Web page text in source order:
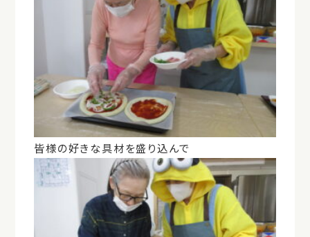
皆様の好きな具材を盛り込んで